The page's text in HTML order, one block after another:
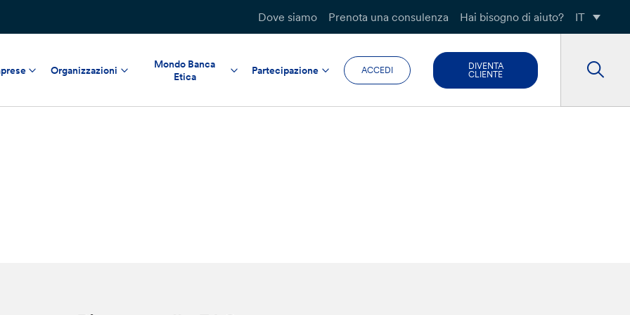
Dove siamo Prenota una consulenza Hai bisogno di aiuto? IT
Organizzazioni
Mondo Banca
Etica
Partecipazione ACCEDI
DIVENTA
CLIENTE